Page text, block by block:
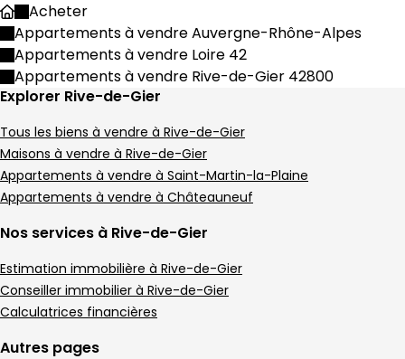
88 000 €
Rive-de-Gier - 42800
Appartement • 4 pièces • 93 m²
DPE :
D 3 chambres
,
Terrain 4 m²
,
95 m² 5 pièces Rive-de-Gier
Aller à l'image1
Aller à l'image 2
Aller à l'image 3
Aller à l'image 4
Aller à l'image5
AccueilAcheter
Appartements à vendre Auvergne-Rhône-Alpes
Appartements à vendre Loire 42
Appartements à vendre Rive-de-Gier 42800
Explorer Rive-de-Gier
Tous les biens à vendre à Rive-de-Gier
Maisons à vendre à Rive-de-Gier
Appartements à vendre à Saint-Martin-la-Plaine
Appartements à vendre à Châteauneuf
Nos services à Rive-de-Gier
Estimation immobilière à Rive-de-Gier
Conseiller immobilier à Rive-de-Gier
Calculatrices financières
Autres pages